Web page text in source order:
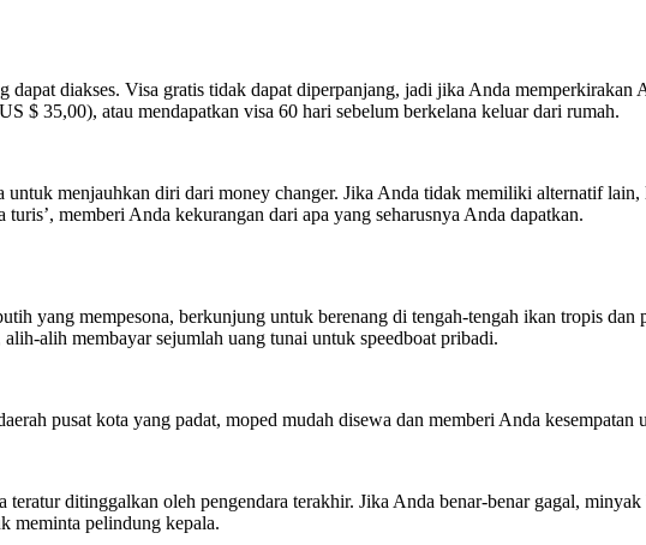
dapat diakses. Visa gratis tidak dapat diperpanjang, jadi jika Anda
$ 35,00), atau mendapatkan visa 60 hari sebelum berkelana keluar dari rumah.
untuk menjauhkan diri dari money changer. Jika Anda tidak memiliki alternatif
memberi Anda kekurangan dari apa yang seharusnya Anda dapatkan.
yang mempesona, berkunjung untuk berenang di tengah-tengah ikan tropis
alih membayar sejumlah uang tunai untuk speedboat pribadi.
pusat kota yang padat, moped mudah disewa dan memberi Anda
ditinggalkan oleh pengendara terakhir. Jika Anda benar-benar gagal,
meminta pelindung kepala.